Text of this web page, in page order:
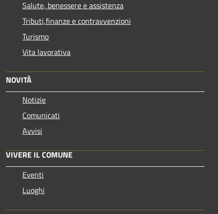
Salute, benessere e assistenza
Tributi,finanze e contravvenzioni
Turismo
Vita lavorativa
NOVITÀ
Notizie
Comunicati
Avvisi
VIVERE IL COMUNE
Eventi
Luoghi